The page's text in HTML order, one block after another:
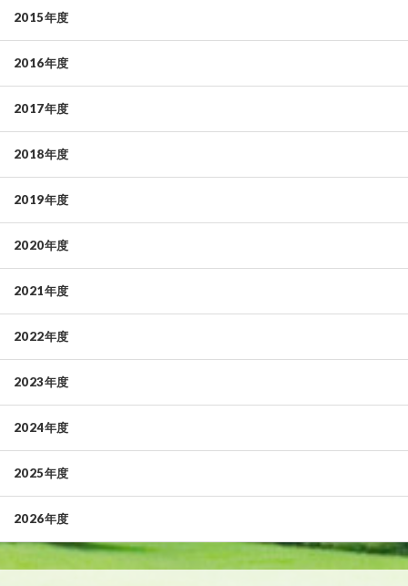
2015年度
2016年度
2017年度
2018年度
2019年度
2020年度
2021年度
2022年度
2023年度
2024年度
2025年度
2026年度